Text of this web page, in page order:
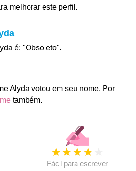
melhorar este perfil.
é: "Obsoleto".
Alyda votou em seu nome. Por
também.
★★★★
Fácil para escrever